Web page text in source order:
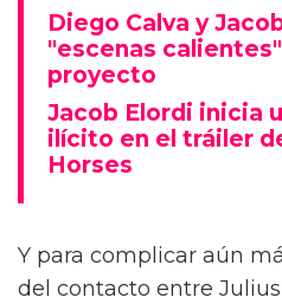
Diego Calva y
"escenas
proyecto
Jacob Elordi inicia
ilícito en el tráiler
Horses
Y para complicar aún
del contacto entre